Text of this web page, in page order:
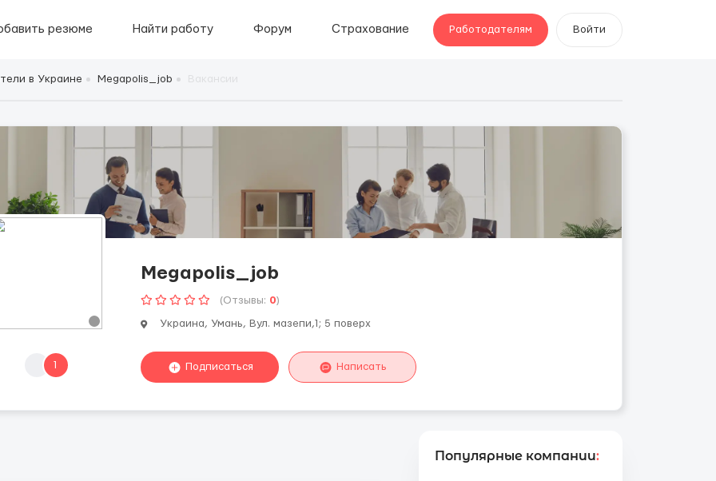
резюме Найти работу Форум Страхование Работодателям Войти
в Украине Megapolis_job
1
Megapolis_job
(Отзывы: 0)
Украина, Умань, Вул. мазепи,1; 5 поверх
Подписаться Написать
Популярные компании: